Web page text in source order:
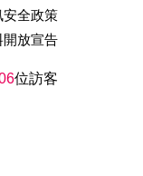
安全政策
開放宣告
位訪客